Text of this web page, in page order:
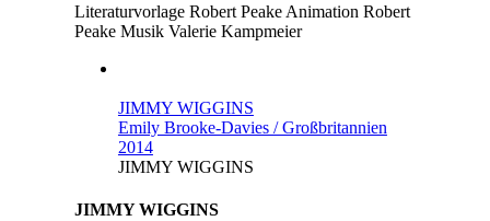
Literaturvorlage Robert Peake Animation Robert
Peake Musik Valerie Kampmeier
JIMMY WIGGINS
Emily Brooke-Davies / Großbritannien
2014
JIMMY WIGGINS
JIMMY WIGGINS